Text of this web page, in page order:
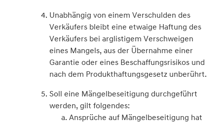
Unabhängig von einem Verschulden des
Verkäufers bleibt eine etwaige Haftung des
Verkäufers bei arglistigem Verschweigen
eines Mangels, aus der Übernahme einer
Garantie oder eines Beschaffungsrisikos und
nach dem Produkthaftungsgesetz unberührt.
Soll eine Mängelbeseitigung durchgeführt
werden, gilt folgendes:
Ansprüche auf Mängelbeseitigung hat